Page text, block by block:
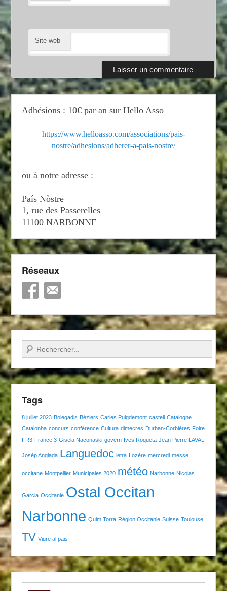
Site web
Adhésions : 10€ par an sur Hello Asso
https://www.helloasso.com/associations/pais-
nostre/adhesions/adherer-a-pais-nostre/
ou à notre adresse :
País Nòstre
1, rue des Passerelles
11100 NARBONNE
Réseaux
Recherche
Tags
8 juillet 2023 Bolegadis Béziers Carles Puigdemont castell Catalogne
Catalonha concurs conférence Cultura dimecres Durban-Corbières Foire
FR3 France 3 Gisela Naconaski govern Ives Roqueta Jean Pierre LAVAL
Josèp Anglada Languedoc letra Lozère mercredi messe
occitane Montpellier Municipales 2020 météo Narbonne Nicolas
Garcia Occitanie Ostal Occitan
Narbonne Quim Torra Région Occitanie Suisse Toulouse
TV Viure al pais